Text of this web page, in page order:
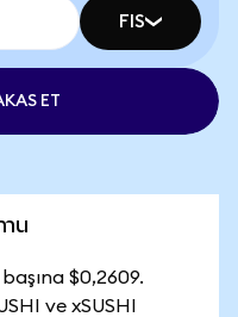
FIS
ET
$0,2609.
ve xSUSHI